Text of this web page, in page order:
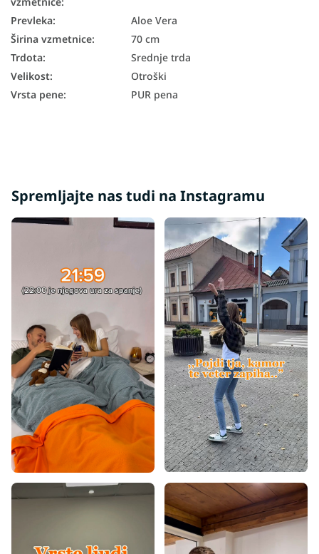
Prevleka:
Aloe Vera
Širina vzmetnice:
70 cm
Trdota:
Srednje trda
Velikost:
Otroški
Vrsta pene: PUR pena
Spremljajte nas tudi na Instagramu